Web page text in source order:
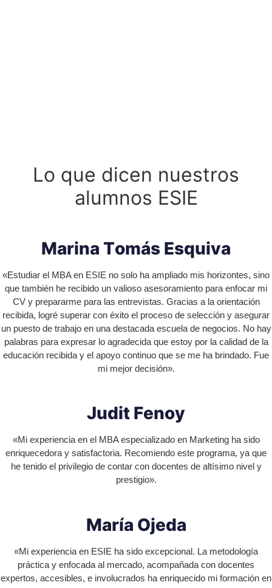
Lo que dicen nuestros
alumnos ESIE
Marina Tomás Esquiva
«Estudiar el MBA en ESIE no solo ha ampliado mis horizontes, sino
que también he recibido un valioso asesoramiento para enfocar mi
CV y prepararme para las entrevistas. Gracias a la orientación
recibida, logré superar con éxito el proceso de selección y asegurar
un puesto de trabajo en una destacada escuela de negocios. No hay
palabras para expresar lo agradecida que estoy por la calidad de la
educación recibida y el apoyo continuo que se me ha brindado. Fue
mi mejor decisión».
Judit Fenoy
«Mi experiencia en el MBA especializado en Marketing ha sido
enriquecedora y satisfactoria. Recomiendo este programa, ya que
he tenido el privilegio de contar con docentes de altísimo nivel y
prestigio».
María Ojeda
«Mi experiencia en ESIE ha sido excepcional. La metodología
práctica y enfocada al mercado, acompañada con docentes
expertos, accesibles, e involucrados ha enriquecido mi formación en